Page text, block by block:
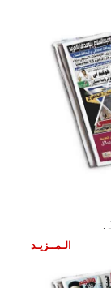
الـمــزيـد